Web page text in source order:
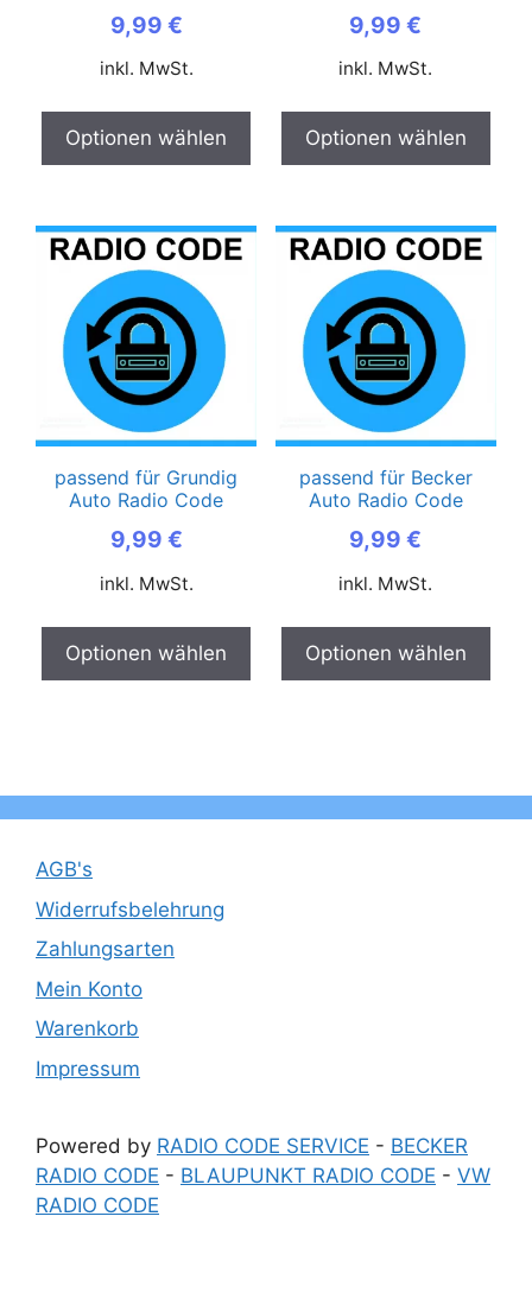
9,99 €
inkl. MwSt.
Optionen wählen
9,99€
inkl. MwSt.
Optionen wählen
passend für Grundig
Auto Radio Code
9,99 €
inkl. MwSt.
Optionen wählen
passend für Becker
Auto Radio Code
9,99€
inkl. MwSt.
Optionen wählen
AGB's
Widerrufsbelehrung
Zahlungsarten
Mein Konto
Warenkorb
Impressum
Powered by RADIO CODE SERVICE - BECKER
RADIO CODE - BLAUPUNKT RADIO CODE - VW
RADIO CODE